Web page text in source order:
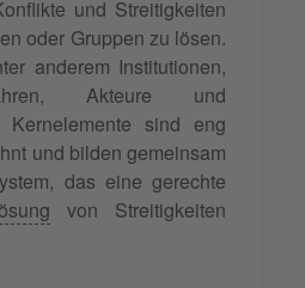
und Streitigkeiten
oder Gruppen zu lösen.
anderem Institutionen,
Akteure und
sind eng
und bilden gemeinsam
das eine gerechte
von Streitigkeiten